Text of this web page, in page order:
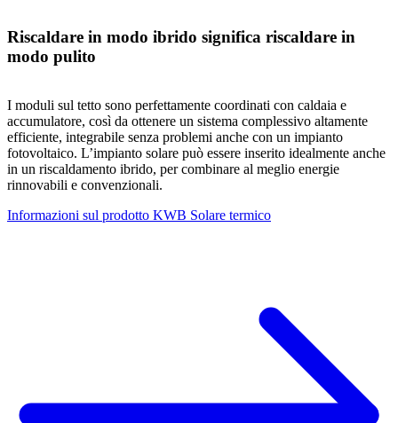
Riscaldare in modo ibrido significa riscaldare in
modo pulito
I moduli sul tetto sono perfettamente coordinati con caldaia e
accumulatore, così da ottenere un sistema complessivo altamente
efficiente, integrabile senza problemi anche con un impianto
fotovoltaico. L’impianto solare può essere inserito idealmente anche
in un riscaldamento ibrido, per combinare al meglio energie
rinnovabili e convenzionali.
Informazioni sul prodotto KWB Solare termico